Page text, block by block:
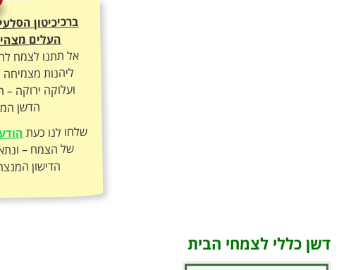
ברכיכיטון
העלים
אל תתנו לצמח
ליהנות מצמיחה
ועלוקה ירוקה
הדשן
שלחו לנו כעת
הדישון
דשן כללי לצמחי הבית